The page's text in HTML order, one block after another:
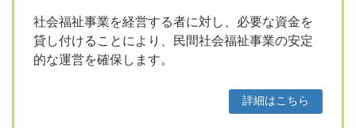
社会福祉事業を経営する者に対し、必要な資金を
貸し付けることにより、民間社会福祉事業の安定
的な運営を確保します。
詳細はこちら